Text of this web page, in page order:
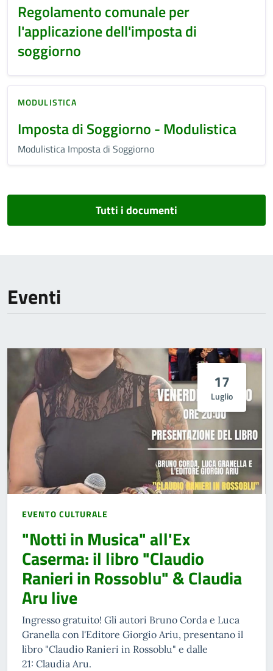
Regolamento comunale per
l'applicazione dell'imposta di
soggiorno
MODULISTICA
Imposta di Soggiorno - Modulistica
Modulistica Imposta di Soggiorno
Tutti i documenti
Eventi
17
Luglio
EVENTO CULTURALE
"Notti in Musica" all'Ex
Caserma: il libro "Claudio
Ranieri in Rossoblu" & Claudia
Aru live
Ingresso gratuito! Gli autori Bruno Corda e Luca
Granella con l'Editore Giorgio Ariu, presentano il
libro "Claudio Ranieri in Rossoblu" e dalle
21: Claudia Aru.